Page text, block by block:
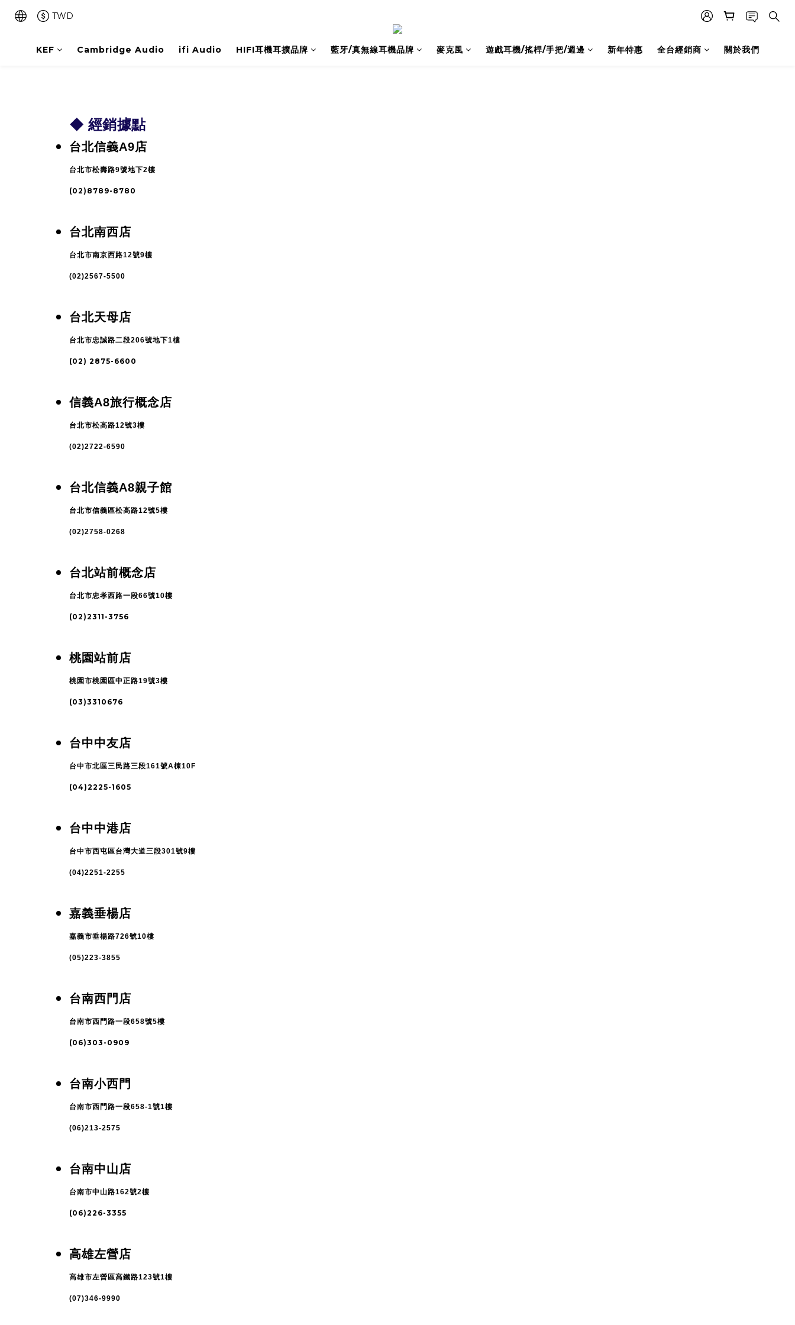
TWD
KEF Cambridge Audio ifi Audio HIFI耳機耳擴品牌 藍牙/真無線耳機品牌 麥克風 遊戲耳機/搖桿/手把/週邊 新年特惠 全台經銷商 關於我們
◆ 經銷據點
台北信義A9店
台北市松壽路9號地下2樓
(02)8789-8780
台北南西店
台北市南京西路12號9樓
(02)2567-5500
台北天母店
台北市忠誠路二段206號地下1樓
(02) 2875-6600
信義A8旅行概念店
台北市松高路12號3樓
(02)2722-6590
台北信義A8親子館
台北市信義區松高路12號5樓
(02)2758-0268
台北站前概念店
台北市忠孝西路一段66號10樓
(02)2311-3756
桃園站前店
桃園市桃園區中正路19號3樓
(03)3310676
台中中友店
台中市北區三民路三段161號A棟10F
(04)2225-1605
台中中港店
台中市西屯區台灣大道三段301號9樓
(04)2251-2255
嘉義垂楊店
嘉義市垂楊路726號10樓
(05)223-3855
台南西門店
台南市西門路一段658號5樓
(06)303-0909
台南小西門
台南市西門路一段658-1號1樓
(06)213-2575
台南中山店
台南市中山路162號2樓
(06)226-3355
高雄左營店
高雄市左營區高鐵路123號1樓
(07)346-9990